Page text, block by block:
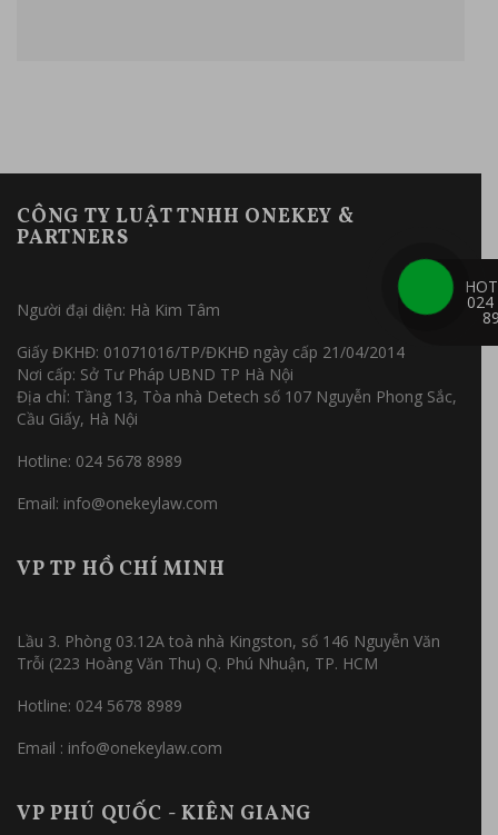
CÔNG TY LUẬT TNHH ONEKEY &
PARTNERS
Người đại diện: Hà Kim Tâm
Giấy ĐKHĐ: 01071016/TP/ĐKHĐ ngày cấp 21/04/2014
Nơi cấp: Sở Tư Pháp UBND TP Hà Nội
Địa chỉ: Tầng 13, Tòa nhà Detech số 107 Nguyễn Phong Sắc,
Cầu Giấy, Hà Nội
Hotline: 024 5678 8989
Email: info@onekeylaw.com
VP TP HỒ CHÍ MINH
Lầu 3. Phòng 03.12A toà nhà Kingston, số 146 Nguyễn Văn
Trỗi (223 Hoàng Văn Thu) Q. Phú Nhuận, TP. HCM
Hotline: 024 5678 8989
Email : info@onekeylaw.com
VP PHÚ QUỐC - KIÊN GIANG
024